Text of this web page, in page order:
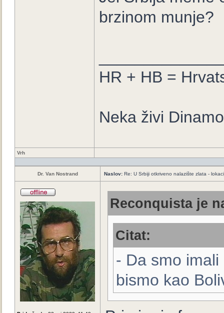
brzinom munje?
HR + HB =
Neka živi
Vrh
Dr. Van Nostrand Naslov: Re: U Srbiji otkriveno nalazište zlata -
Reconquista je
Citat:
- Da smo
bismo kao